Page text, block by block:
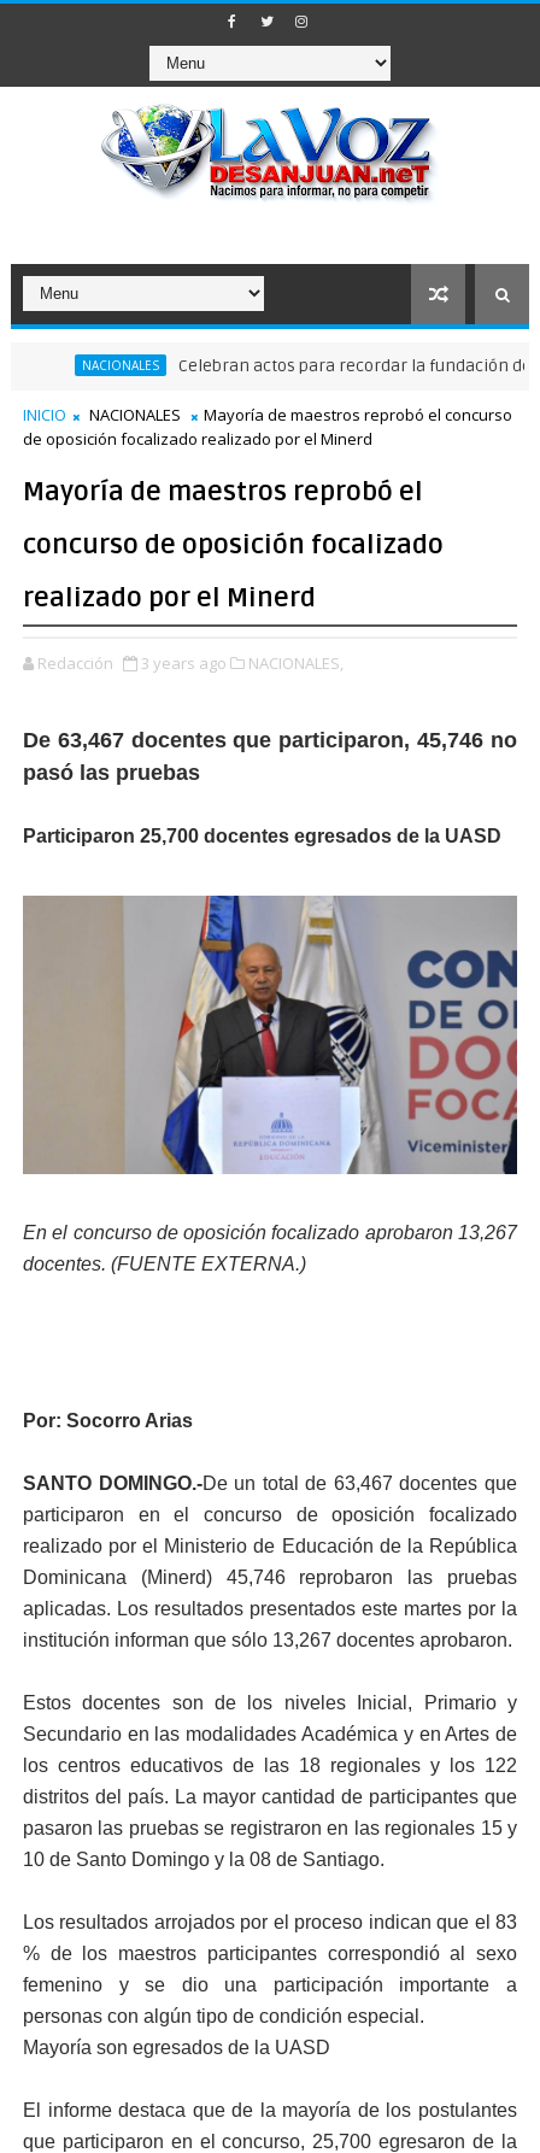
NACIONALES Celebran actos para recordar la fundación de Santo
INICIO NACIONALES
Mayoría de maestros reprobó el concurso
de oposición focalizado realizado por el Minerd
Mayoría de maestros reprobó el
concurso de oposición focalizado
realizado por el Minerd
Redacción 3 years ago NACIONALES,
De 63,467 docentes que participaron, 45,746 no
pasó las pruebas
Participaron 25,700 docentes egresados de la UASD
En el concurso de oposición focalizado aprobaron 13,267
docentes. (FUENTE EXTERNA.)
Por: Socorro Arias
SANTO DOMINGO.-De un total de 63,467 docentes que
participaron en el concurso de oposición focalizado
realizado por el Ministerio de Educación de la República
Dominicana (Minerd) 45,746 reprobaron las pruebas
aplicadas. Los resultados presentados este martes por la
institución informan que sólo 13,267 docentes aprobaron.
Estos docentes son de los niveles Inicial, Primario y
Secundario en las modalidades Académica y en Artes de
los centros educativos de las 18 regionales y los 122
distritos del país. La mayor cantidad de participantes que
pasaron las pruebas se registraron en las regionales 15 y
10 de Santo Domingo y la 08 de Santiago.
Los resultados arrojados por el proceso indican que el 83
% de los maestros participantes correspondió al sexo
femenino y se dio una participación importante a
personas con algún tipo de condición especial.
Mayoría son egresados de la UASD
El informe destaca que de la mayoría de los postulantes
que participaron en el concurso, 25,700 egresaron de la